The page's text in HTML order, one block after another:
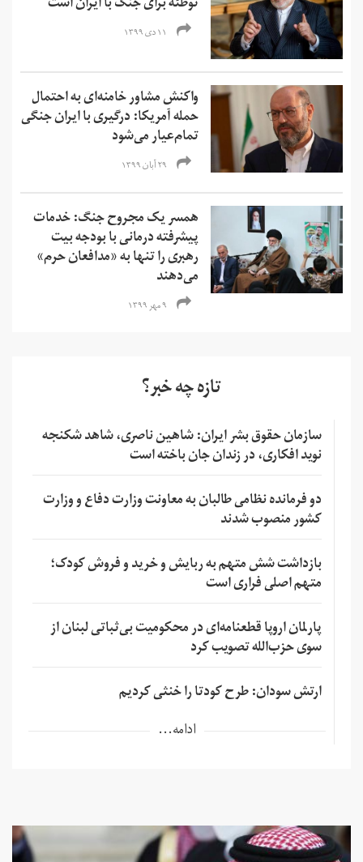
۱۱ دی ۱۳۹۹
واکنش مشاور خامنه‌ای به احتمال
حمله آمریکا:‌ درگیری با ایران جنگی
تمام‌عیار می‌شود
۲۹ آبان ۱۳۹۹
همسر یک مجروح جنگ: خدمات
پیشرفته درمانی با بودجه بیت
رهبری را تنها به «مدافعان حرم»
می‌دهند
۹ مهر ۱۳۹۹
تازه چه خبر؟
سازمان حقوق بشر ایران: شاهین ناصری، شاهد شکنجه
نوید افکاری، در زندان جان باخته است
دو فرمانده نظامی طالبان به معاونت وزارت دفاع و وزارت
کشور منصوب شدند
بازداشت شش متهم به ربایش و خرید و فروش کودک؛
متهم اصلی فراری است
پارلمان اروپا قطعنامه‌ای در محکومیت بی‌ثباتی لبنان از
سوی حزب‌الله تصویب کرد
ارتش سودان: طرح کودتا را خنثی کردیم
ادامه...